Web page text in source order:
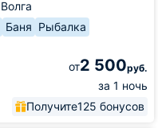
Баня Рыбалка
от2 500руб.
за 1 ночь
Получите125 бонусов